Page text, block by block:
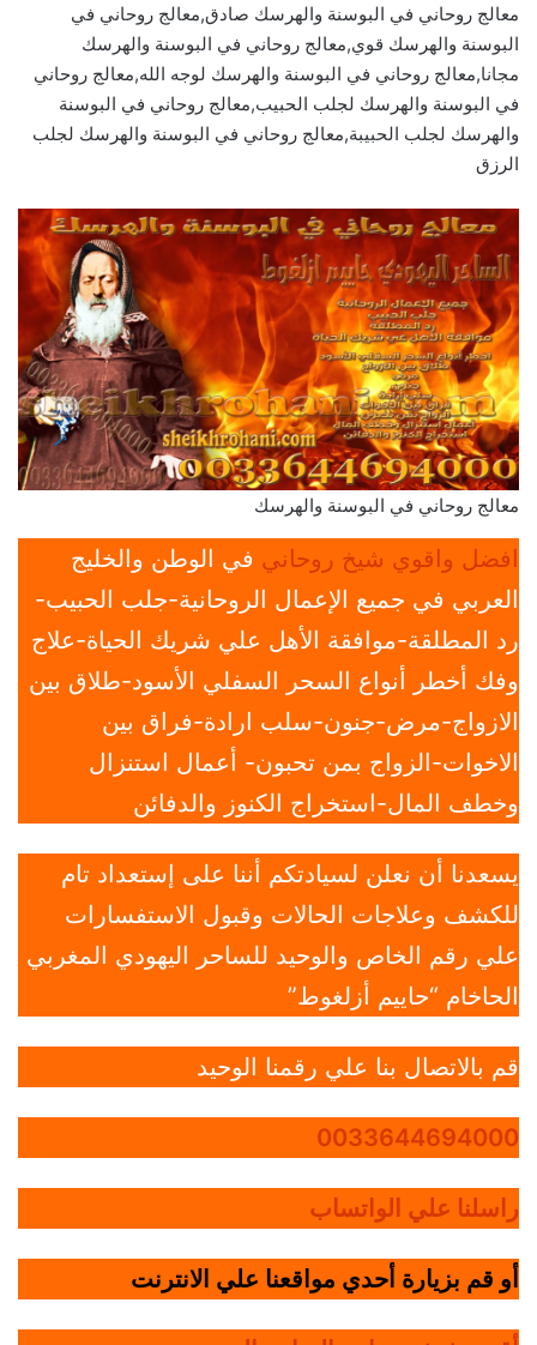
معالج روحاني في البوسنة والهرسك صادق,معالج روحاني في
البوسنة والهرسك قوي,معالج روحاني في البوسنة والهرسك
مجانا,معالج روحاني في البوسنة والهرسك لوجه الله,معالج روحاني
في البوسنة والهرسك لجلب الحبيب,معالج روحاني في البوسنة
والهرسك لجلب الحبيبة,معالج روحاني في البوسنة والهرسك لجلب
الرزق
معالج روحاني في البوسنة والهرسك
افضل واقوي شيخ روحاني في الوطن والخليج
العربي في جميع الإعمال الروحانية-جلب الحبيب-
رد المطلقة-موافقة الأهل علي شريك الحياة-علاج
وفك أخطر أنواع السحر السفلي الأسود-طلاق بين
الازواج-مرض-جنون-سلب ارادة-فراق بين
الاخوات-الزواج بمن تحبون- أعمال استنزال
وخطف المال-استخراج الكنوز والدفائن
يسعدنا أن نعلن لسيادتكم أننا على إستعداد تام
للكشف وعلاجات الحالات وقبول الاستفسارات
علي رقم الخاص والوحيد للساحر اليهودي المغربي
الحاخام “حاييم أزلغوط”
قم بالاتصال بنا علي رقمنا الوحيد
0033644694000
راسلنا علي الواتساب
أو قم بزيارة أحدي مواقعنا علي الانترنت